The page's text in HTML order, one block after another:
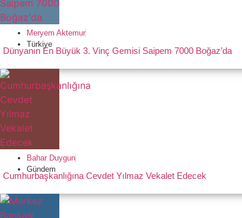
Meryem Aktemur
Türkiye
Dünyanın En Büyük 3. Vinç Gemisi Saipem 7000 Boğaz’da
Bahar Duygun
Gündem
Cumhurbaşkanlığına Cevdet Yılmaz Vekalet Edecek